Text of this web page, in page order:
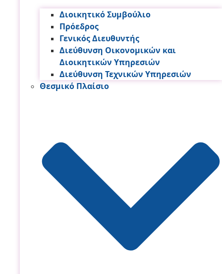
Διοικητικό Συμβούλιο
Πρόεδρος
Γενικός Διευθυντής
Διεύθυνση Οικονομικών και
Διοικητικών Υπηρεσι­ών
Διεύθυνση Τεχνικών Υπηρεσιών
Θεσμικό Πλαίσιο